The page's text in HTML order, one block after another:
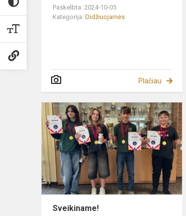
Paskelbta: 2024-10-05
Kategorija: Didžiuojamės
Plačiau
Sveikiname!